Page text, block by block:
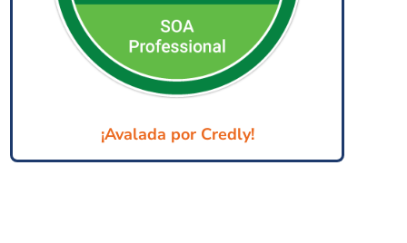
¡Avalada por Credly!